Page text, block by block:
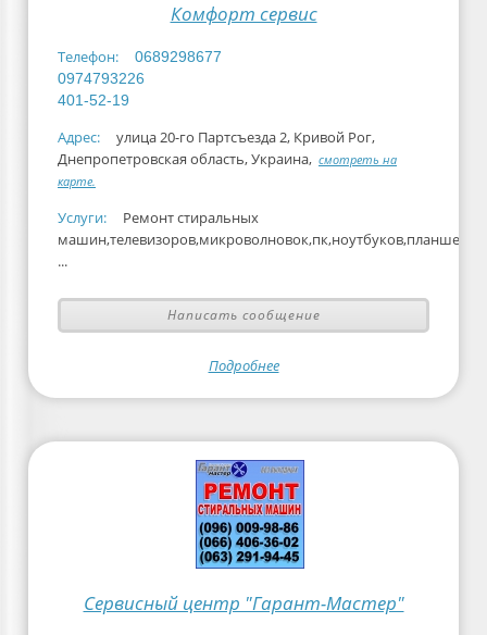
Комфорт сервис
Телефон:
0689298677
0974793226
401-52-19
Адрес:
улица 20-го Партсъезда 2, Кривой Рог,
Днепропетровская область, Украина, смотреть на
карте.
Услуги:
Ремонт стиральных
...
Написать сообщение
Подробнее
Сервисный центр "Гарант-Мастер"